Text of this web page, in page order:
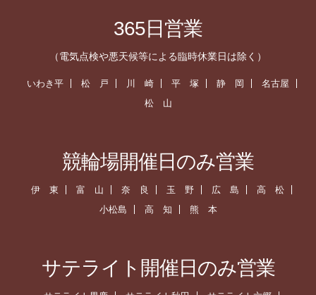
365日営業
（電気点検や悪天候等による臨時休業日は除く）
いわき平 松 戸 川 崎 平 塚 静 岡
名古屋
松 山
競輪場開催日のみ営業
伊 東 富 山 奈 良 玉 野 広 島
高 松
小松島
高 知 熊 本
サテライト開催日のみ営業